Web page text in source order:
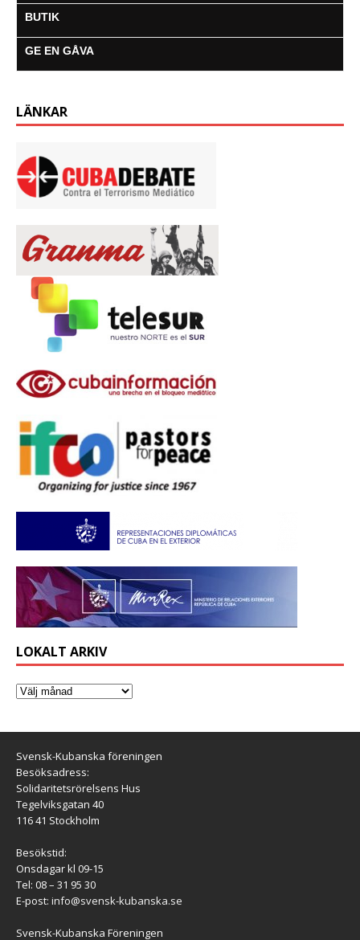
BUTIK
GE EN GÅVA
LÄNKAR
LOKALT ARKIV
Svensk-Kubanska föreningen
Besöksadress:
Solidaritetsrörelsens Hus
Tegelviksgatan 40
116 41 Stockholm
Besökstid:
Onsdagar kl 09-15
Tel: 08 – 31 95 30
E-post: info@svensk-kubanska.se
Svensk-Kubanska Föreningen